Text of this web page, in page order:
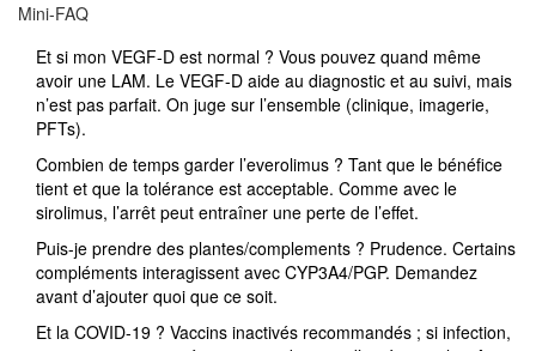
Mini-FAQ
Et si mon VEGF-D est normal ? Vous pouvez quand même
avoir une LAM. Le VEGF-D aide au diagnostic et au suivi, mais
n’est pas parfait. On juge sur l’ensemble (clinique, imagerie,
PFTs).
Combien de temps garder l’everolimus ? Tant que le bénéfice
tient et que la tolérance est acceptable. Comme avec le
sirolimus, l’arrêt peut entraîner une perte de l’effet.
Puis-je prendre des plantes/complements ? Prudence. Certains
compléments interagissent avec CYP3A4/PGP. Demandez
avant d’ajouter quoi que ce soit.
Et la COVID-19 ? Vaccins inactivés recommandés ; si infection,